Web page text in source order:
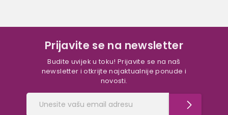
Prijavite se na newsletter
Budite uvijek u toku! Prijavite se na naš
newsletter i otkrijte najaktualnije ponude i
novosti.